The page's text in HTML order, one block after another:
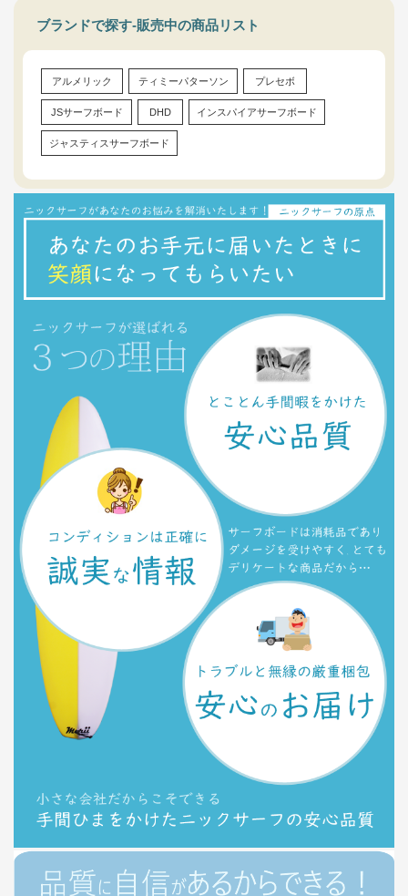
ブランドで探す-販売中の商品リスト
アルメリック ティミーパターソン プレセボ
JSサーフボード DHD インスパイアサーフボード
ジャスティスサーフボード